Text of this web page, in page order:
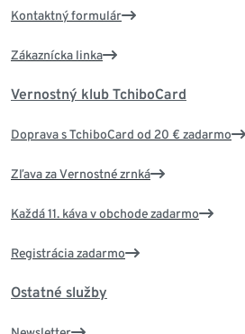
Kontaktný formulár
Zákaznícka linka
Vernostný klub TchiboCard
Doprava s TchiboCard od 20 € zadarmo
Zľava za Vernostné zrnká
Každá 11. káva v obchode zadarmo
Registrácia zadarmo
Ostatné služby